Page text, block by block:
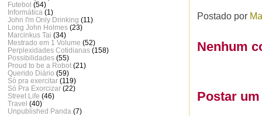
Postado por
Nenhum
Postar
Futebol (54)
Informática (1)
John I'm Only Drinking (11)
Long John Holmes (23)
Marcinkus Tai (34)
Mestrado em 1 Volume (52)
Perplexidades Cotidianas (158)
Possibilidades (55)
Proud to be a Robot (21)
Querido Diário (59)
Só pra exercitar (119)
Só Pra Exorcizar (22)
Street Life (46)
Travel (40)
Unpublished Panda (7)